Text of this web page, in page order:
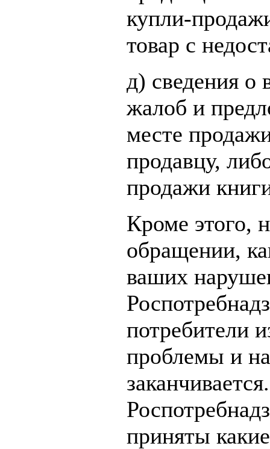
купли-
товар с
д) сведения о
жалоб и
месте
продавцу,
продажи
Кроме этого,
обращении,
ваших
потребители
проблемы и
приняты